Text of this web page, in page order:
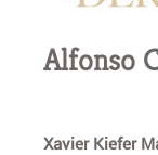
Alfonso
Xavier Kiefer